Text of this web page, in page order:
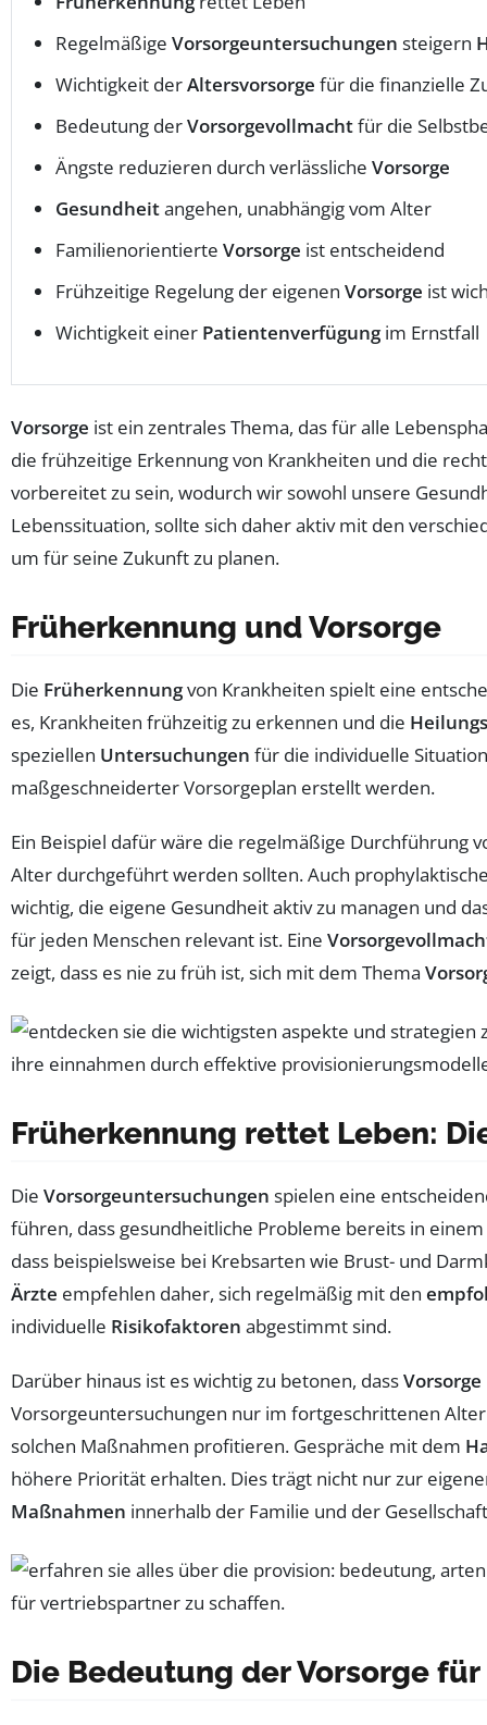
Regelmäßige Vorsorgeuntersuchungen steigern
Wichtigkeit derAltersvorsorge für die finanzielle
Bedeutung derVorsorgevollmachtfür die
Ängste reduzieren durch verlässliche Vorsorge
Gesundheitangehen, unabhängig vom Alter
Familienorientierte Vorsorge ist entscheidend
Frühzeitige Regelung der eigenen Vorsorge ist
Wichtigkeit einer Patientenverfügungim Ernstfall
Vorsorge ist ein zentrales Thema, das für alle
die frühzeitige Erkennung von Krankheiten und die
vorbereitet zu sein, wodurch wir sowohl unsere
Lebenssituation, sollte sich daher aktiv mit den
um für seine Zukunft zu planen.
Früherkennung und Vorsorge
Die Früherkennungvon Krankheiten spielt eine
es, Krankheiten frühzeitig zu erkennen und die
speziellen Untersuchungen für die individuelle
maßgeschneiderter Vorsorgeplan erstellt werden.
Ein Beispiel dafür wäre die regelmäßige Durchführung
Alter durchgeführt werden sollten. Auch
wichtig, die eigene Gesundheit aktiv zu managen und
für jeden Menschen relevant ist. Eine
zeigt, dass es nie zu früh ist, sich mit dem Thema
Früherkennung rettet Leben:
Die Vorsorgeuntersuchungen spielen eine
führen, dass gesundheitliche Probleme bereits in
dass beispielsweise bei Krebsarten wie Brust- und
Ärzte empfehlen daher, sich regelmäßig mit den
individuelle Risikofaktoren abgestimmt sind.
Darüber hinaus ist es wichtig zu betonen, dass
Vorsorgeuntersuchungen nur im fortgeschrittenen
solchen Maßnahmen profitieren. Gespräche mit dem
höhere Priorität erhalten. Dies trägt nicht nur zur
Maßnahmen innerhalb der Familie und der
Die Bedeutung der Vorsorge